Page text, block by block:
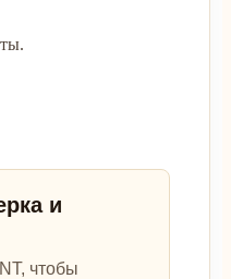
и
чтобы